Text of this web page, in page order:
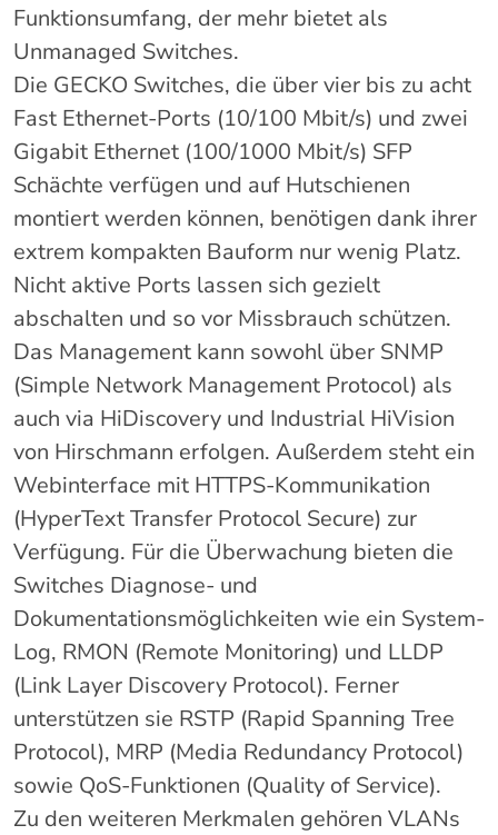
Funktionsumfang, der mehr bietet als
Unmanaged Switches.
Die GECKO Switches, die über vier bis zu acht
Fast Ethernet-Ports (10/100 Mbit/s) und zwei
Gigabit Ethernet (100/1000 Mbit/s) SFP
Schächte verfügen und auf Hutschienen
montiert werden können, benötigen dank ihrer
extrem kompakten Bauform nur wenig Platz.
Nicht aktive Ports lassen sich gezielt
abschalten und so vor Missbrauch schützen.
Das Management kann sowohl über SNMP
(Simple Network Management Protocol) als
auch via HiDiscovery und Industrial HiVision
von Hirschmann erfolgen. Außerdem steht ein
Webinterface mit HTTPS-Kommunikation
(HyperText Transfer Protocol Secure) zur
Verfügung. Für die Überwachung bieten die
Switches Diagnose- und
Dokumentationsmöglichkeiten wie ein System-
Log, RMON (Remote Monitoring) und LLDP
(Link Layer Discovery Protocol). Ferner
unterstützen sie RSTP (Rapid Spanning Tree
Protocol), MRP (Media Redundancy Protocol)
sowie QoS-Funktionen (Quality of Service).
Zu den weiteren Merkmalen gehören VLANs